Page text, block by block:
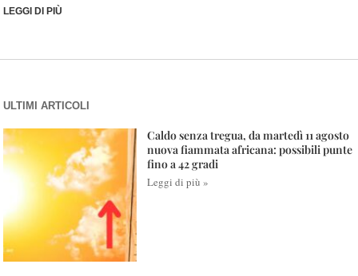
LEGGI DI PIÙ
ULTIMI ARTICOLI
Caldo senza tregua, da martedì 11 agosto
nuova fiammata africana: possibili punte
fino a 42 gradi
Leggi di più »